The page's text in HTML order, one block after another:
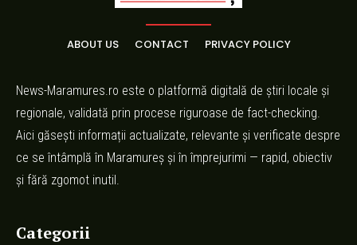
ABOUT US CONTACT PRIVACY POLICY
News-Maramures.ro este o platformă digitală de știri locale și
regionale, validată prin procese riguroase de fact-checking.
Aici găsești informații actualizate, relevante și verificate despre
ce se întâmplă în Maramureș și în împrejurimi — rapid, obiectiv
și fără zgomot inutil.
Categorii